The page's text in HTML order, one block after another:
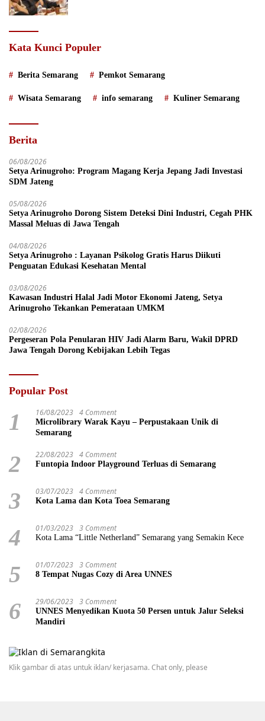
Kata Kunci Populer
Berita Semarang Pemkot Semarang
Wisata Semarang info semarang Kuliner Semarang
Berita
06/08/2026
Setya Arinugroho: Program Magang Kerja Jepang Jadi Investasi
SDM Jateng
05/08/2026
Setya Arinugroho Dorong Sistem Deteksi Dini Industri, Cegah PHK
Massal Meluas di Jawa Tengah
04/08/2026
Setya Arinugroho : Layanan Psikolog Gratis Harus Diikuti
Penguatan Edukasi Kesehatan Mental
03/08/2026
Kawasan Industri Halal Jadi Motor Ekonomi Jateng, Setya
Arinugroho Tekankan Pemerataan UMKM
02/08/2026
Pergeseran Pola Penularan HIV Jadi Alarm Baru, Wakil DPRD
Jawa Tengah Dorong Kebijakan Lebih Tegas
Popular Post
1 16/08/2023 4 Comment
Microlibrary Warak Kayu – Perpustakaan Unik di
Semarang
2 22/08/2023 4 Comment
Funtopia Indoor Playground Terluas di Semarang
3 03/07/2023 4 Comment
Kota Lama dan Kota Toea Semarang
4 01/03/2023 3 Comment
Kota Lama “Little Netherland” Semarang yang Semakin Kece
5 01/07/2023 3 Comment
8 Tempat Nugas Cozy di Area UNNES
6 29/06/2023 3 Comment
UNNES Menyedikan Kuota 50 Persen untuk Jalur Seleksi
Mandiri
Klik gambar di atas untuk iklan/ kerjasama. Chat only, please